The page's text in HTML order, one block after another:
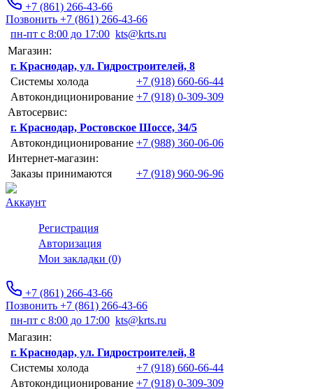
+7 (861) 266-43-66
Позвонить +7 (861) 266-43-66
пн-пт с 8:00 до 17:00 kts@krts.ru
Магазин:
г. Краснодар, ул. Гидростроителей, 8
Системы холода
+7 (918) 660-66-44
Автокондиционирование +7 (918) 0-309-309
Автосервис:
г. Краснодар, Ростовское Шоссе, 34/5
Автокондиционирование +7 (988) 360-06-06
Интернет-магазин:
Заказы принимаются
+7 (918) 960-96-96
Аккаунт
Регистрация
Авторизация
Мои закладки (0)
+7 (861) 266-43-66
Позвонить +7 (861) 266-43-66
пн-пт с 8:00 до 17:00 kts@krts.ru
Магазин:
г. Краснодар, ул. Гидростроителей, 8
Системы холода
+7 (918) 660-66-44
Автокондиционирование +7 (918) 0-309-309